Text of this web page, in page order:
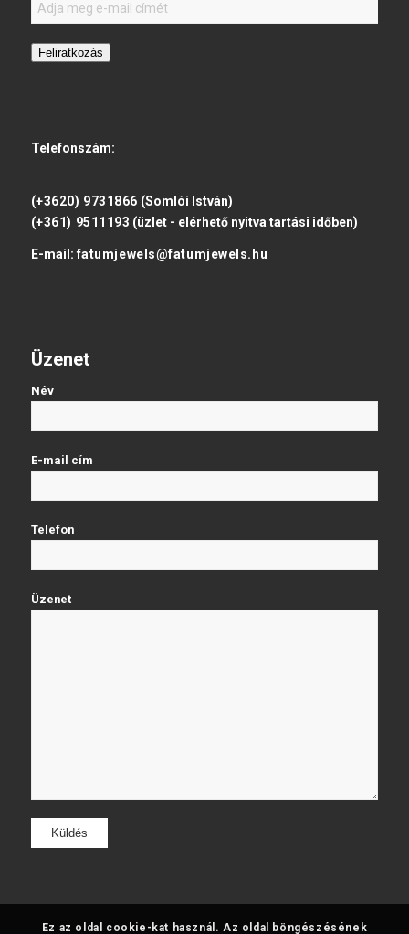
Feliratkozás
Telefonszám:
(+3620) 9731866 (Somlói István)
(+361) 9511193 (üzlet - elérhető nyitva tartási időben)
E-mail: fatumjewels@fatumjewels.hu
Üzenet
Név
E-mail cím
Telefon
Üzenet
Ez az oldal cookie-kat használ. Az oldal böngészésének